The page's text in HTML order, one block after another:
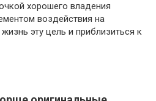
хорошего владения
воздействия на
эту цель и приблизиться к